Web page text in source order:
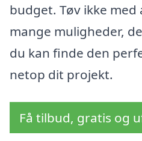
budget. Tøv ikke
mange muligheder,
du kan finde den
netop dit projekt.
Få tilbud, gratis og